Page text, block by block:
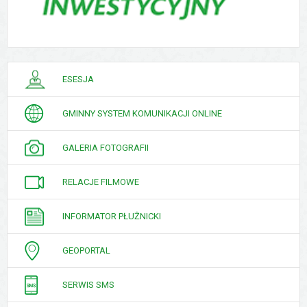
PORADNIK
INTERESANTA
ESESJA
GMINNY SYSTEM KOMUNIKACJI ONLINE
GALERIA FOTOGRAFII
RELACJE FILMOWE
INFORMATOR PŁUŻNICKI
GEOPORTAL
SERWIS SMS